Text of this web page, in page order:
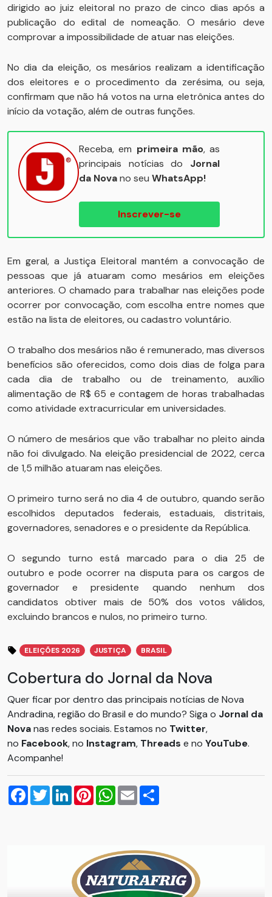
dirigido ao juiz eleitoral no prazo de cinco dias após a
publicação do edital de nomeação. O mesário deve
comprovar a impossibilidade de atuar nas eleições.
No dia da eleição, os mesários realizam a identificação
dos eleitores e o procedimento da zerésima, ou seja,
confirmam que não há votos na urna eletrônica antes do
início da votação, além de outras funções.
Receba, em primeira mão, as
principais notícias do Jornal
da Novano seu WhatsApp!
Inscrever-se
Em geral, a Justiça Eleitoral mantém a convocação de
pessoas que já atuaram como mesários em eleições
anteriores. O chamado para trabalhar nas eleições pode
ocorrer por convocação, com escolha entre nomes que
estão na lista de eleitores, ou cadastro voluntário.
O trabalho dos mesários não é remunerado, mas diversos
benefícios são oferecidos, como dois dias de folga para
cada dia de trabalho ou de treinamento, auxílio
alimentação de R$ 65 e contagem de horas trabalhadas
como atividade extracurricular em universidades.
O número de mesários que vão trabalhar no pleito ainda
não foi divulgado. Na eleição presidencial de 2022, cerca
de 1,5 milhão atuaram nas eleições.
O primeiro turno será no dia 4 de outubro, quando serão
escolhidos deputados federais, estaduais, distritais,
governadores, senadores e o presidente da República.
O segundo turno está marcado para o dia 25 de
outubro e pode ocorrer na disputa para os cargos de
governador e presidente quando nenhum dos
candidatos obtiver mais de 50% dos votos válidos,
excluindo brancos e nulos, no primeiro turno.
ELEIÇÕES 2026 JUSTIÇA BRASIL
Cobertura do Jornal da Nova
Quer ficar por dentro das principais notícias de Nova
Andradina, região do Brasil e do mundo? Siga o Jornal da
Novanas redes sociais. Estamos no Twitter,
no Facebook, no Instagram, Threads e no YouTube.
Acompanhe!
Facebook
TwitterLinkedInPinterestWhatsApp
Email